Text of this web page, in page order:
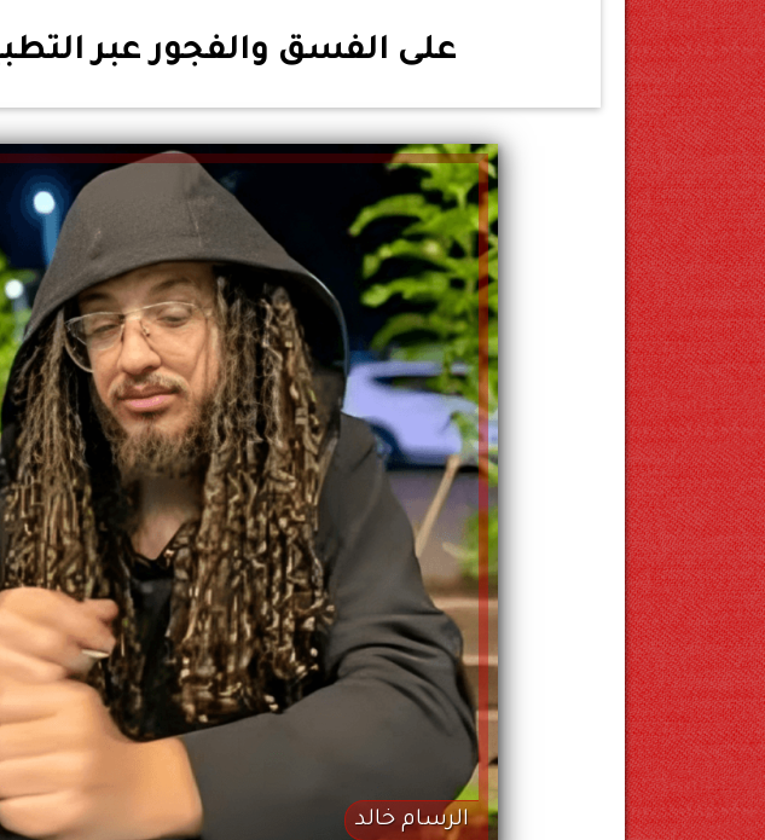
على الفسق والفجور عبر
الرسام خالد